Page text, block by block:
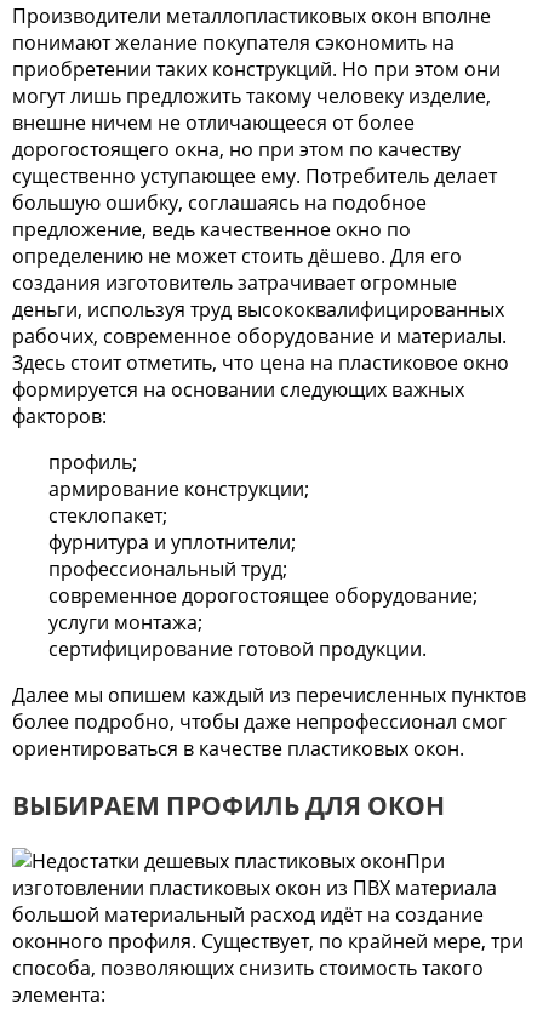
Производители металлопластиковых окон вполне
понимают желание покупателя сэкономить на
приобретении таких конструкций. Но при этом они
могут лишь предложить такому человеку изделие,
внешне ничем не отличающееся от более
дорогостоящего окна, но при этом по качеству
существенно уступающее ему. Потребитель делает
большую ошибку, соглашаясь на подобное
предложение, ведь качественное окно по
определению не может стоить дёшево. Для его
создания изготовитель затрачивает огромные
деньги, используя труд высококвалифицированных
рабочих, современное оборудование и материалы.
Здесь стоит отметить, что цена на пластиковое окно
формируется на основании следующих важных
факторов:
профиль;
армирование конструкции;
стеклопакет;
фурнитура и уплотнители;
профессиональный труд;
современное дорогостоящее оборудование;
услуги монтажа;
сертифицирование готовой продукции.
Далее мы опишем каждый из перечисленных пунктов
более подробно, чтобы даже непрофессионал смог
ориентироваться в качестве пластиковых окон.
ВЫБИРАЕМ ПРОФИЛЬ ДЛЯ ОКОН
При
изготовлении пластиковых окон из ПВХ материала
большой материальный расход идёт на создание
оконного профиля. Существует, по крайней мере, три
способа, позволяющих снизить стоимость такого
элемента: